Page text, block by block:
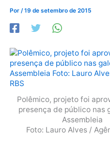
Por /19 de setembro de 2015
Polêmico, projeto foi
presença de público nas
Assembleia
Foto: Lauro Alves /